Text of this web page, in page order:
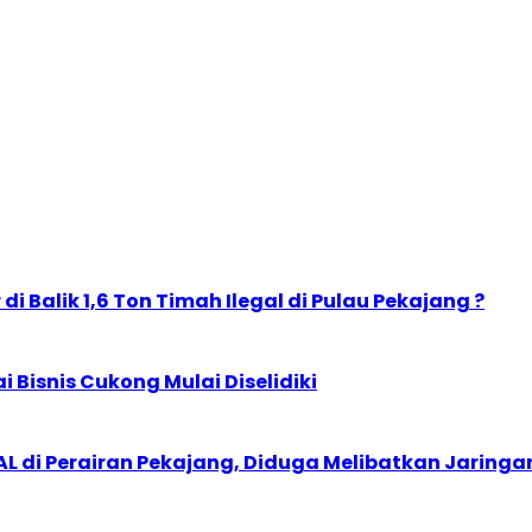
Balik 1,6 Ton Timah Ilegal di Pulau Pekajang ?
Bisnis Cukong Mulai Diselidiki
di Perairan Pekajang, Diduga Melibatkan